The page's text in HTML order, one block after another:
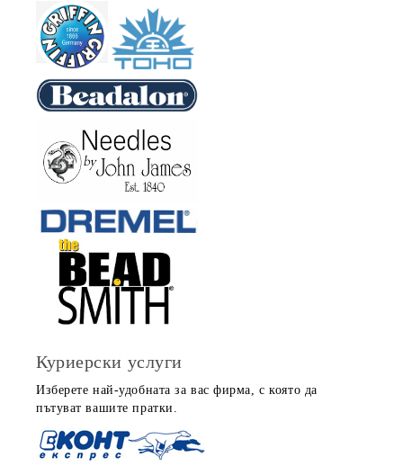
Куриерски услуги
Изберете най-удобната за вас фирма, с която да
пътуват вашите пратки.